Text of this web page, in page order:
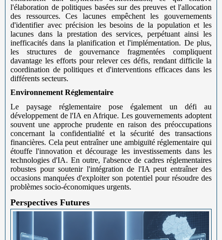
l'élaboration de politiques basées sur des preuves et l'allocation
des ressources. Ces lacunes empêchent les gouvernements
d'identifier avec précision les besoins de la population et les
lacunes dans la prestation des services, perpétuant ainsi les
inefficacités dans la planification et l'implémentation. De plus,
les structures de gouvernance fragmentées compliquent
davantage les efforts pour relever ces défis, rendant difficile la
coordination de politiques et d'interventions efficaces dans les
différents secteurs.
Environnement Réglementaire
Le paysage réglementaire pose également un défi au
développement de l'IA en Afrique. Les gouvernements adoptent
souvent une approche prudente en raison des préoccupations
concernant la confidentialité et la sécurité des transactions
financières. Cela peut entraîner une ambiguïté réglementaire qui
étouffe l'innovation et décourage les investissements dans les
technologies d'IA. En outre, l'absence de cadres réglementaires
robustes pour soutenir l'intégration de l'IA peut entraîner des
occasions manquées d'exploiter son potentiel pour résoudre des
problèmes socio-économiques urgents.
Perspectives Futures